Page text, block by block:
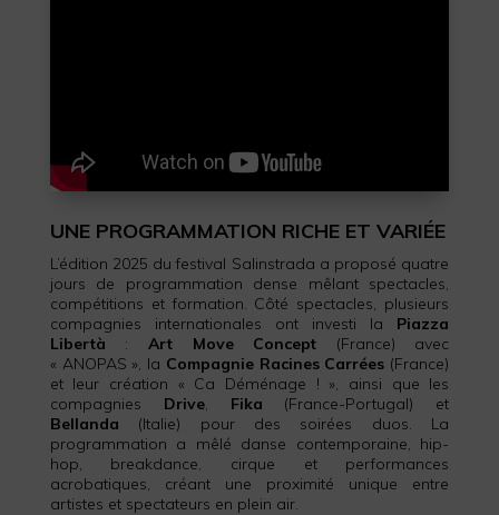
UNE PROGRAMMATION RICHE ET VARIÉE
L’édition 2025 du festival Salinstrada a proposé quatre
jours de programmation dense mêlant spectacles,
compétitions et formation. Côté spectacles, plusieurs
compagnies internationales ont investi la Piazza
Libertà : Art Move Concept (France) avec
« ANOPAS », la Compagnie Racines Carrées (France)
et leur création « Ca Déménage ! », ainsi que les
compagnies Drive, Fika (France-Portugal) et
Bellanda (Italie) pour des soirées duos. La
programmation a mêlé danse contemporaine, hip-
hop, breakdance, cirque et performances
acrobatiques, créant une proximité unique entre
artistes et spectateurs en plein air.